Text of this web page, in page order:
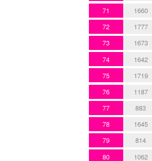
71 1660
72 1777
73 1673
74 1642
75 1719
76 1187
77 883
78 1645
79 814
80 1062